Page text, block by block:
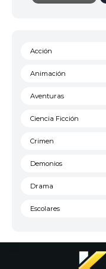
Acción
Animación
Aventuras
Ciencia Ficción
Crimen
Demonios
Drama
Escolares